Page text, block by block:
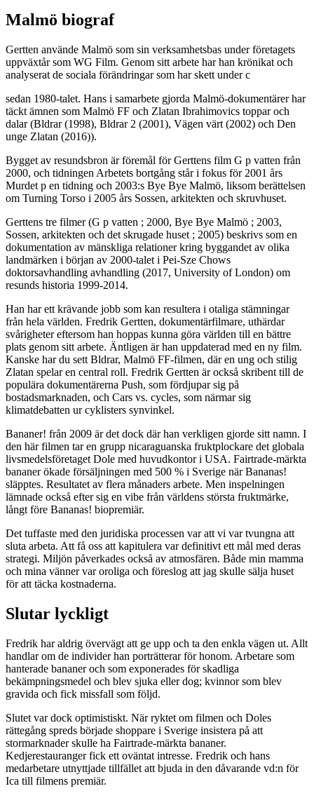
Malmö biograf
Gertten använde Malmö som sin verksamhetsbas under företagets
uppväxtår som WG Film. Genom sitt arbete har han krönikat och
analyserat de sociala förändringar som har skett under c
sedan 1980-talet. Hans i samarbete gjorda Malmö-dokumentärer har
täckt ämnen som Malmö FF och Zlatan Ibrahimovics toppar och
dalar (Bldrar (1998), Bldrar 2 (2001), Vägen värt (2002) och Den
unge Zlatan (2016)).
Bygget av resundsbron är föremål för Gerttens film G p vatten från
2000, och tidningen Arbetets bortgång står i fokus för 2001 års
Murdet p en tidning och 2003:s Bye Bye Malmö, liksom berättelsen
om Turning Torso i 2005 års Sossen, arkitekten och skruvhuset.
Gerttens tre filmer (G p vatten ; 2000, Bye Bye Malmö ; 2003,
Sossen, arkitekten och det skrugade huset ; 2005) beskrivs som en
dokumentation av mänskliga relationer kring byggandet av olika
landmärken i början av 2000-talet i Pei-Sze Chows
doktorsavhandling avhandling (2017, University of London) om
resunds historia 1999-2014.
Han har ett krävande jobb som kan resultera i otaliga stämningar
från hela världen. Fredrik Gertten, dokumentärfilmare, uthärdar
svårigheter eftersom han hoppas kunna göra världen till en bättre
plats genom sitt arbete. Äntligen är han uppdaterad med en ny film.
Kanske har du sett Bldrar, Malmö FF-filmen, där en ung och stilig
Zlatan spelar en central roll. Fredrik Gertten är också skribent till de
populära dokumentärerna Push, som fördjupar sig på
bostadsmarknaden, och Cars vs. cycles, som närmar sig
klimatdebatten ur cyklisters synvinkel.
Bananer! från 2009 är det dock där han verkligen gjorde sitt namn. I
den här filmen tar en grupp nicaraguanska fruktplockare det globala
livsmedelsföretaget Dole med huvudkontor i USA. Fairtrade-märkta
bananer ökade försäljningen med 500 % i Sverige när Bananas!
släpptes. Resultatet av flera månaders arbete. Men inspelningen
lämnade också efter sig en vibe från världens största fruktmärke,
långt före Bananas! biopremiär.
Det tuffaste med den juridiska processen var att vi var tvungna att
sluta arbeta. Att få oss att kapitulera var definitivt ett mål med deras
strategi. Miljön påverkades också av atmosfären. Både min mamma
och mina vänner var oroliga och föreslog att jag skulle sälja huset
för att täcka kostnaderna.
Slutar lyckligt
Fredrik har aldrig övervägt att ge upp och ta den enkla vägen ut. Allt
handlar om de individer han porträtterar för honom. Arbetare som
hanterade bananer och som exponerades för skadliga
bekämpningsmedel och blev sjuka eller dog; kvinnor som blev
gravida och fick missfall som följd.
Slutet var dock optimistiskt. När ryktet om filmen och Doles
rättegång spreds började shoppare i Sverige insistera på att
stormarknader skulle ha Fairtrade-märkta bananer.
Kedjerestauranger fick ett oväntat intresse. Fredrik och hans
medarbetare utnyttjade tillfället att bjuda in den dåvarande vd:n för
Ica till filmens premiär.